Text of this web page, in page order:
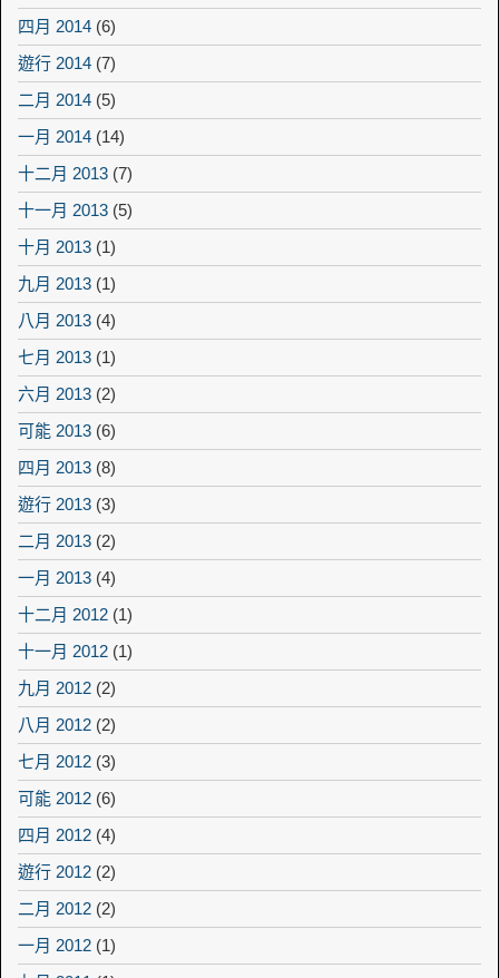
四月 2014 (6)
遊行 2014 (7)
二月 2014 (5)
一月 2014 (14)
十二月 2013 (7)
十一月 2013 (5)
十月 2013 (1)
九月 2013 (1)
八月 2013 (4)
七月 2013 (1)
六月 2013 (2)
可能 2013 (6)
四月 2013 (8)
遊行 2013 (3)
二月 2013 (2)
一月 2013 (4)
十二月 2012 (1)
十一月 2012 (1)
九月 2012 (2)
八月 2012 (2)
七月 2012 (3)
可能 2012 (6)
四月 2012 (4)
遊行 2012 (2)
二月 2012 (2)
一月 2012 (1)